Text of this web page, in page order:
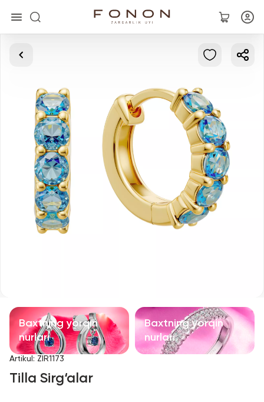
Asosiy
Kolleksiyalar
Uzuklar
Ziraklar
Bilaguzuklar
Kulonlar
Aksessuarlar
Baxtning yorqin
nurlari
Baxtning yorqin
nurlari
Artikul : ZIR1173
Tilla Sirg‘alar